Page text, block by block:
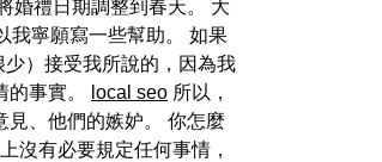
婚禮日期調整到春天。 大
我寧願寫一些幫助。 如果
）接受我所說的，因為我
事實。
local seo 所以，
、他們的嫉妒。 你怎麼
沒有必要規定任何事情，